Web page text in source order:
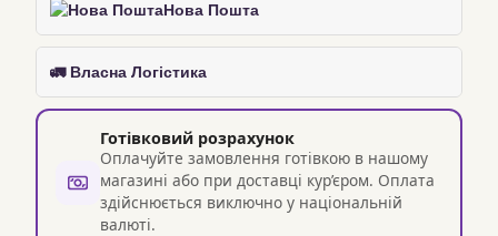
Нова Пошта
🚛 Власна Логістика
Готівковий розрахунок
Оплачуйте замовлення готівкою в нашому
магазині або при доставці кур’єром. Оплата
здійснюється виключно у національній
валюті.